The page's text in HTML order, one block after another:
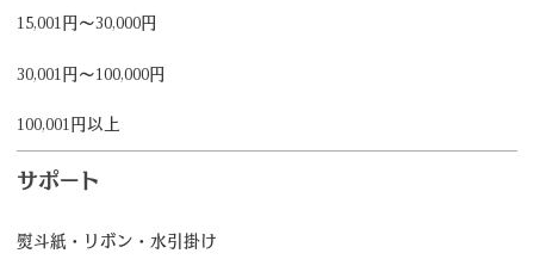
15,001円～30,000円
30,001円～100,000円
100,001円以上
サポート
熨斗紙・リボン・水引掛け